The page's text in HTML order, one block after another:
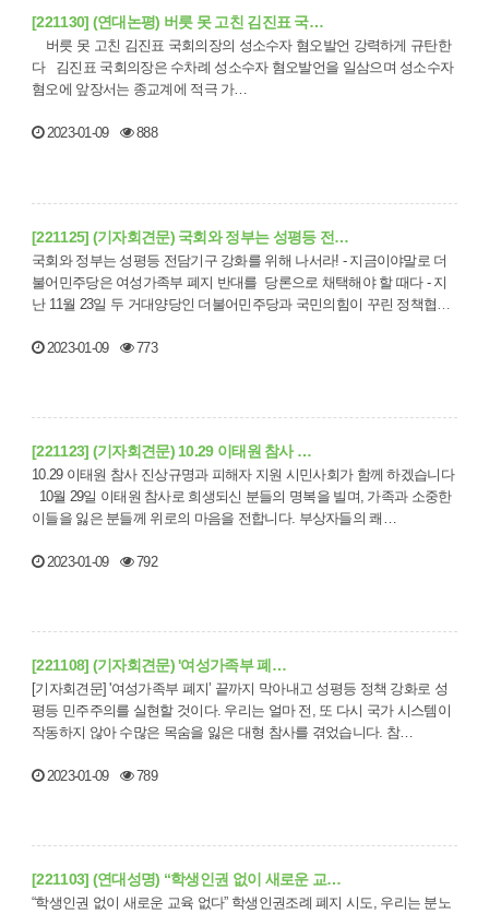
[221130] (연대논평) 버릇 못 고친 김진표 국…
다 김진표 국회의장은 수차례 성소수자 혐오발언을 일삼으며 성소수자
혐오에 앞장서는 종교계에 적극 가…
2023-01-09 888
[221125] (기자회견문) 국회와 정부는 성평등 전…
국회와 정부는 성평등 전담기구 강화를 위해 나서라! - 지금이야말로 더
불어민주당은 여성가족부 폐지 반대를 당론으로 채택해야 할 때다 - 지
난 11월 23일 두 거대양당인 더불어민주당과 국민의힘이 꾸린 정책협의
2023-01-09
773
[221123] (기자회견문) 10.29 이태원 참사 …
10.29 이태원 참사 진상규명과 피해자 지원 시민사회가 함께 하겠습니다
이들을 잃은 분들께 위로의 마음을 전합니다. 부상자들의 쾌…
2023-01-09 792
[221108] (기자회견문) '여성가족부 폐…
[기자회견문] '여성가족부 폐지’ 끝까지 막아내고 성평등 정책 강화로 성
평등 민주주의를 실현할 것이다. 우리는 얼마 전, 또 다시 국가 시스템이
작동하지 않아 수많은 목숨을 잃은 대형 참사를 겪었습니다. 참…
2023-01-09 789
[221103] (연대성명) “학생인권 없이 새로운 교…
“학생인권 없이 새로운 교육 없다” 학생인권조례 폐지 시도, 우리는 분노